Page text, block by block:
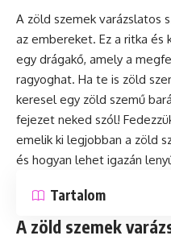
A zöld szemek varázslatos
az embereket. Ez a ritka és
egy drágakő, amely a
ragyoghat. Ha te is zöld
keresel egy zöld szemű
fejezet neked szól!
emelik ki legjobban a zöld
és hogyan lehet igazán
Tartalom
A zöld szemek